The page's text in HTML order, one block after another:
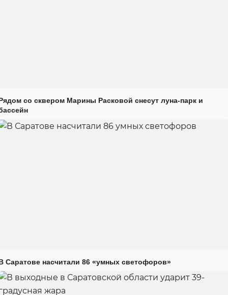
со сквером Марины Расковой снесут луна-парк и
Саратове насчитали 86 «умных светофоров»